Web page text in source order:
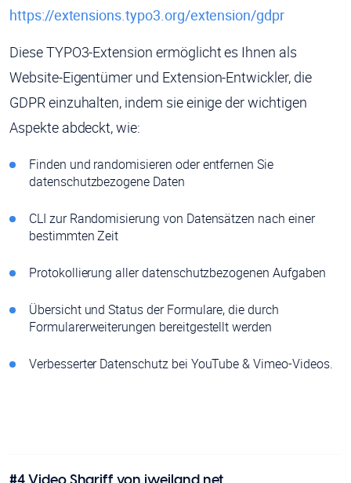
https://extensions.typo3.org/extension/gdpr
Diese TYPO3-Extension ermöglicht es Ihnen als
Website-Eigentümer und Extension-Entwickler, die
GDPR einzuhalten, indem sie einige der wichtigen
Aspekte abdeckt, wie:
Finden und randomisieren oder entfernen Sie
datenschutzbezogene Daten
CLI zur Randomisierung von Datensätzen nach einer
bestimmten Zeit
Protokollierung aller datenschutzbezogenen Aufgaben
Übersicht und Status der Formulare, die durch
Formularerweiterungen bereitgestellt werden
Verbesserter Datenschutz bei YouTube & Vimeo-Videos.